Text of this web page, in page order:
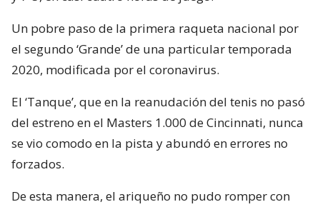
Un pobre paso de la primera raqueta nacional por
el segundo ‘Grande’ de una particular temporada
2020, modificada por el coronavirus.
El ‘Tanque’, que en la reanudación del tenis no pasó
del estreno en el Masters 1.000 de Cincinnati, nunca
se vio comodo en la pista y abundó en errores no
forzados.
De esta manera, el ariqueño no pudo romper con